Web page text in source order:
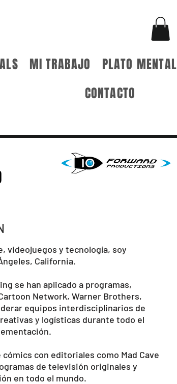
MI TRABAJO
PLATO MENTAL
CONTACTO
videojuegos y tecnología, soy
California.
se han aplicado a programas,
Network, Warner Brothers,
equipos interdisciplinarios de
y logísticas durante todo el
con editoriales como Mad Cave
de televisión originales y
en todo el mundo.